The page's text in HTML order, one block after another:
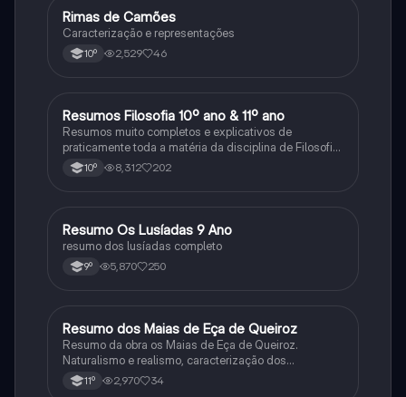
Português
Rimas de Camões
Caracterização e representações
10º 2,529 46
Filosofia
Resumos Filosofia 10º ano & 11º ano
Resumos muito completos e explicativos de
praticamente toda a matéria da disciplina de Filosofia
10º 8,312 202
Português
Resumo Os Lusíadas 9 Ano
resumo dos lusíadas completo
9º 5,870 250
Português
Resumo dos Maias de Eça de Queiroz
Resumo da obra os Maias de Eça de Queiroz.
Naturalismo e realismo, caracterização dos
personagens e contexto histórico.
11º 2,970 34